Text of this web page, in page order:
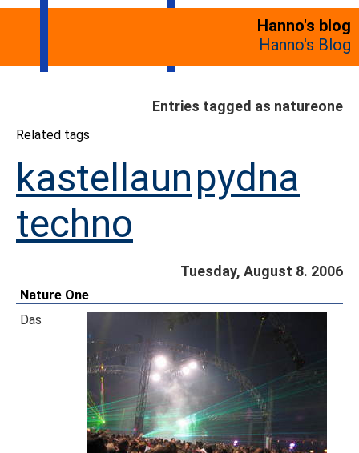
Hanno's blog
Hanno's Blog
Entries tagged as natureone
Related tags
kastellaunpydna
techno
Tuesday, August 8. 2006
Nature One
Das